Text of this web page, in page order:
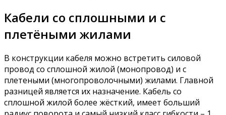
Кабели со сплошными и с
плетёными жилами
В конструкции кабеля можно встретить силовой
провод со сплошной жилой (монопровод) и с
плетеными (многопроволочными) жилами. Главной
разницей является их назначение. Кабель со
сплошной жилой более жёсткий, имеет больший